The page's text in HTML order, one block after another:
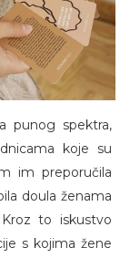
punog spektra,
koje su
im preporučila
doula ženama
to iskustvo
s kojima žene